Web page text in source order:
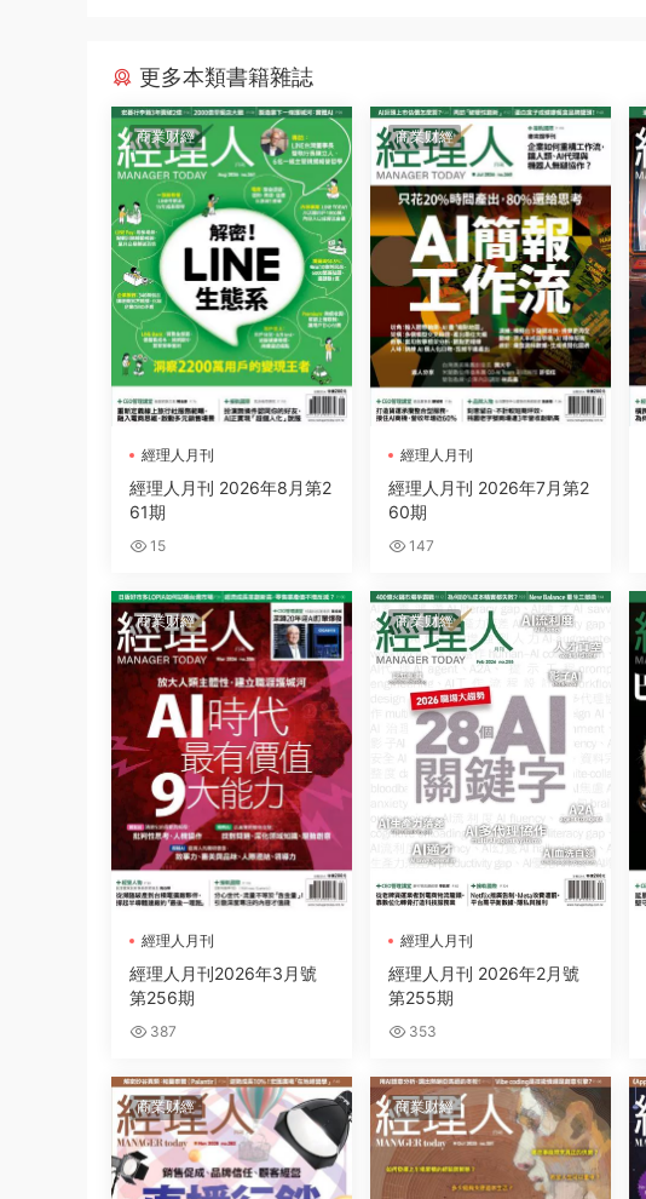
更多本類書籍雜誌
商業财經
經理人月刊
經理人月刊 2026年8月第2
61期
15
商業财經
經理人月刊
經理人月刊 2026年7月第2
60期
147
商業财經
經理人月刊
經理人月刊2026年3月號
第256期
387
商業财經
經理人月刊
經理人月刊 2026年2月號
第255期
353
商業财經 商業财經